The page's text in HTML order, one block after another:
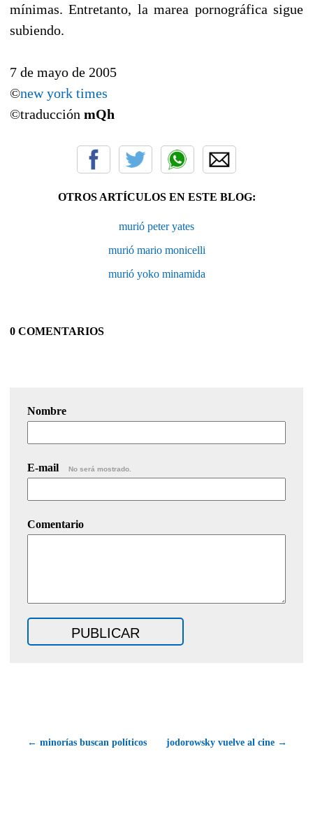
mínimas. Entretanto, la marea pornográfica sigue
subiendo.
7 de mayo de 2005
©new york times
©traducción mQh
OTROS ARTÍCULOS EN ESTE BLOG:
murió peter yates
murió mario monicelli
murió yoko minamida
0 COMENTARIOS
Nombre
E-mail No será mostrado.
Comentario
← minorías buscan políticos jodorowsky vuelve al cine →